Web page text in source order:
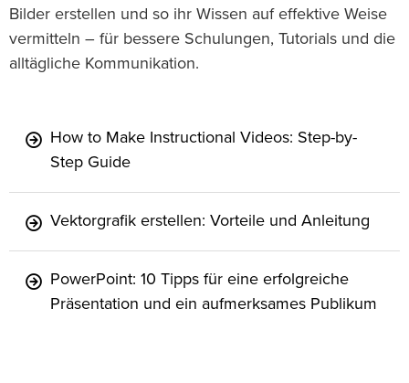
Bilder erstellen und so ihr Wissen auf effektive Weise
vermitteln – für bessere Schulungen, Tutorials und die
alltägliche Kommunikation.
How to Make Instructional Videos: Step-by-
Step Guide
Vektorgrafik erstellen: Vorteile und Anleitung
PowerPoint: 10 Tipps für eine erfolgreiche
Präsentation und ein aufmerksames Publikum